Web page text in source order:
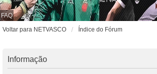
FAQ
Voltar para NETVASCO
Índice do Fórum
Informação